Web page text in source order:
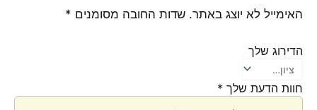
האימייל לא יוצג באתר. שדות החובה מסומנים *
הדירוג שלך
חוות הדעת שלך *